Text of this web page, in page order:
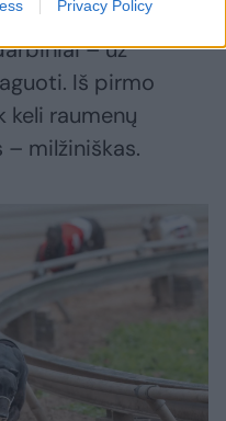
Privacy Policy
greihaundai labiau
– už
Iš pirmo
keli raumenų
milžiniškas.